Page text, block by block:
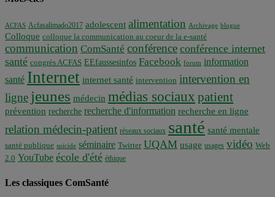
ACFAS Acfasalimado2017 adolescent alimentation Archivage blogue
Colloque colloque la communication au coeur de la e-santé
communication ComSanté conférence conférence internet
santé congrès ACFAS EEfaussesinfos Facebook forum information
santé Internet internet santé intervention intervention en
ligne jeunes médecin médias sociaux patient
prévention recherche recherche d'information recherche en ligne
relation médecin-patient réseaux sociaux santé santé mentale
santé publique suicide séminaire Twitter UQAM usage usages vidéo Web
2.0 YouTube école d'été éthique
Les classiques ComSanté